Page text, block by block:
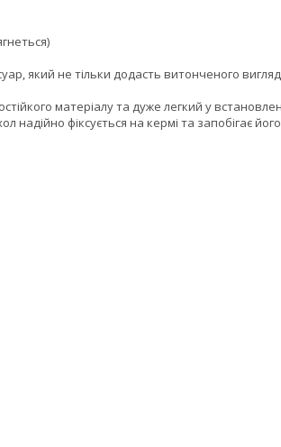
який не тільки додасть витонченого
матеріалу та дуже легкий у
надійно фіксується на кермі та запобігає